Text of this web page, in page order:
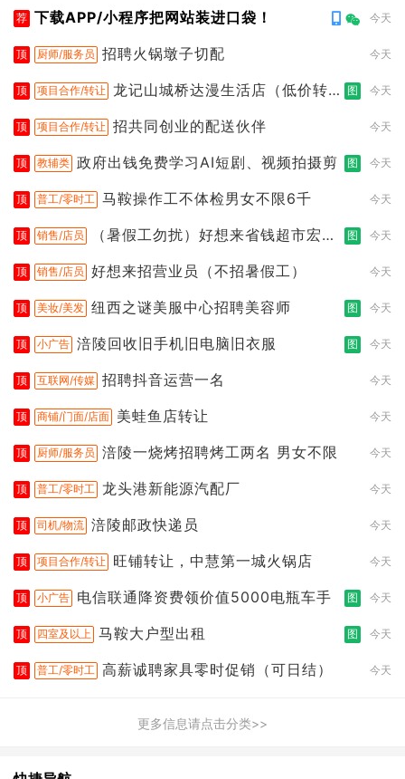
荐 下载APP/小程序把网站装进口袋！ 今天
顶 厨师/服务员 招聘火锅墩子切配 今天
顶 项目合作/转让 龙记山城桥达漫生活店（低价转
图 今天
顶 项目合作/转让 招共同创业的配送伙伴 今天
顶 教辅类 政府出钱免费学习AI短剧、视频拍摄剪 图 今天
顶 普工/零时工 马鞍操作工不体检男女不限6千 今天
顶 销售/店员
（暑假工勿扰）好想来省钱超市宏声
图 今天
顶 销售/店员 好想来招营业员（不招暑假工） 今天
顶 美妆/美发 纽西之谜美服中心招聘美容师 图 今天
顶 小广告 涪陵回收旧手机旧电脑旧衣服 图 今天
顶 互联网/传媒 招聘抖音运营一名 今天
顶 商铺/门面/店面 美蛙鱼店转让 今天
顶 厨师/服务员 涪陵一烧烤招聘烤工两名 男女不限 今天
顶 普工/零时工 龙头港新能源汽配厂 今天
顶 司机/物流 涪陵邮政快递员 今天
顶 项目合作/转让 旺铺转让，中慧第一城火锅店 今天
顶 小广告 电信联通降资费领价值5000电瓶车手 图 今天
顶 四室及以上 马鞍大户型出租 图 今天
顶 普工/零时工 高薪诚聘家具零时促销（可日结） 今天
更多信息请点击分类>>